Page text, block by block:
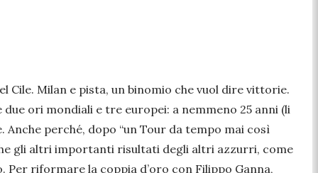
Milan e pista, un binomio che vuol dire vittorie.
ori mondiali e tre europei: a nemmeno 25 anni (li
perché, dopo “un Tour da tempo mai così
gli altri importanti risultati degli altri azzurri, come
riformare la coppia d’oro con Filippo Ganna,